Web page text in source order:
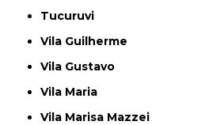
Tucuruvi
Vila Guilherme
Vila Gustavo
Vila Maria
Vila Marisa Mazzei